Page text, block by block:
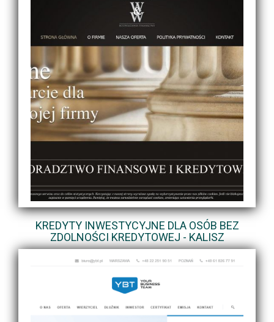
KREDYTY INWESTYCYJNE DLA OSÓB BEZ
ZDOLNOŚCI KREDYTOWEJ - KALISZ